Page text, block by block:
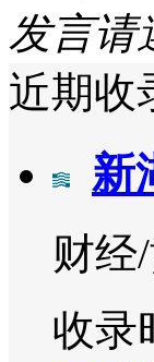
发言请
近期收
新
财经
收录